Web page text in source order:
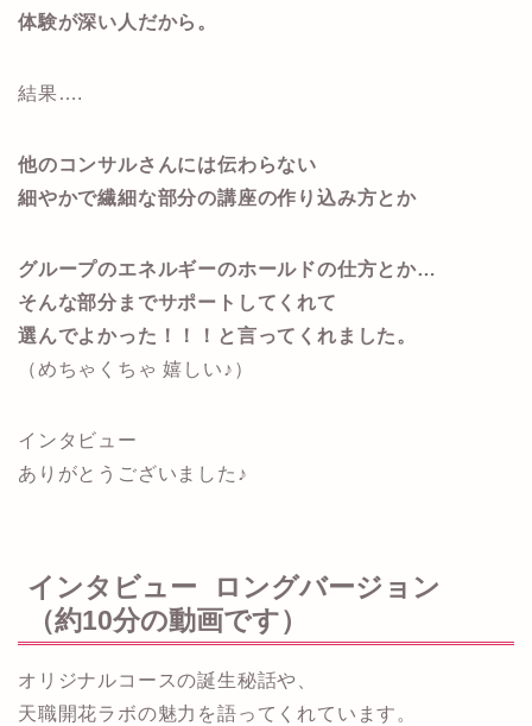
体験が深い人だから。
結果….
他のコンサルさんには伝わらない
細やかで繊細な部分の講座の作り込み方とか
グループのエネルギーのホールドの仕方とか…
そんな部分までサポートしてくれて
選んでよかった！！！と言ってくれました。
（めちゃくちゃ 嬉しい♪）
インタビュー
ありがとうございました♪
インタビュー ロングバージョン
（約10分の動画です）
オリジナルコースの誕生秘話や、
天職開花ラボの魅力を語ってくれています。